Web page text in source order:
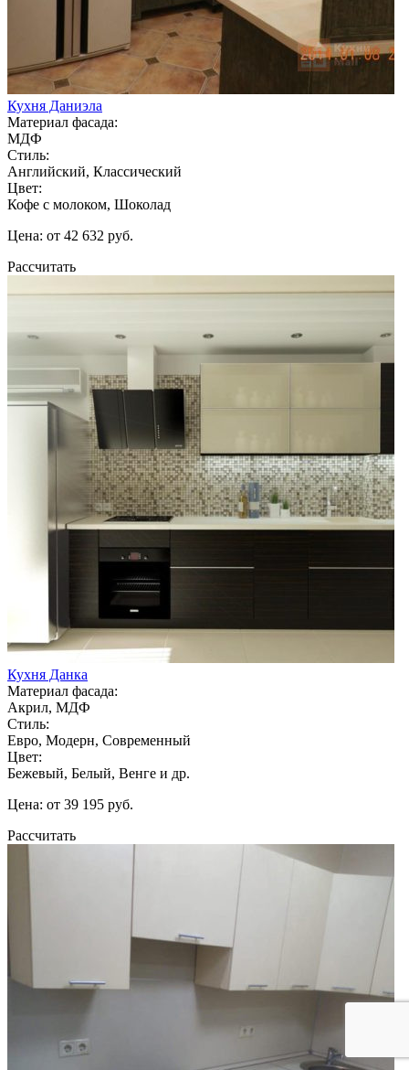
Кухня Даниэла
Материал фасада:
МДФ
Стиль:
Английский, Классический
Цвет:
Кофе с молоком, Шоколад
Цена: от 42 632 руб.
Рассчитать
Кухня Данка
Материал фасада:
Акрил, МДФ
Стиль:
Евро, Модерн, Современный
Цвет:
Бежевый, Белый, Венге и др.
Цена: от 39 195 руб.
Рассчитать